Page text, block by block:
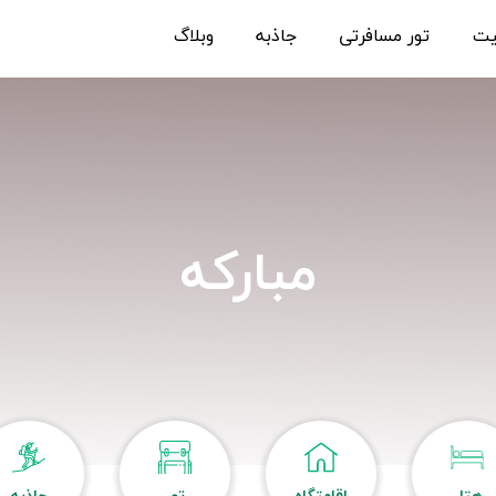
تور مسافرتی جاذبه وبلاگ
مبارکه